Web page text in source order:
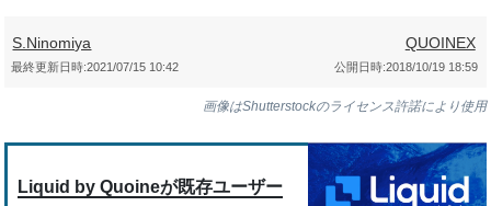
S.Ninomiya QUOINEX
公開日時:2018/10/19 18:59
最終更新日時:2021/07/15 10:42
画像はShutterstockのライセンス許諾により使用
Liquid by Quoineが既存ユーザー